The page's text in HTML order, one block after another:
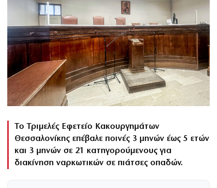
Το Τριμελές Εφετείο Κακουργημάτων
Θεσσαλονίκης επέβαλε ποινές 3 μηνών έως 5 ετών
και 3 μηνών σε 21 κατηγορούμενους για
διακίνηση ναρκωτικών σε πιάτσες οπαδών.